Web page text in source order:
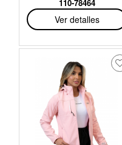
110-78464
Ver detalles